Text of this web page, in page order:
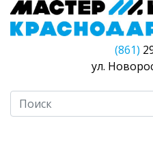
(861)
ул.